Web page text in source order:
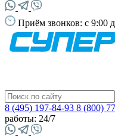
Приём звонков: с 9:00
8 (495) 197-84-93 8 (800)
работы: 24/7